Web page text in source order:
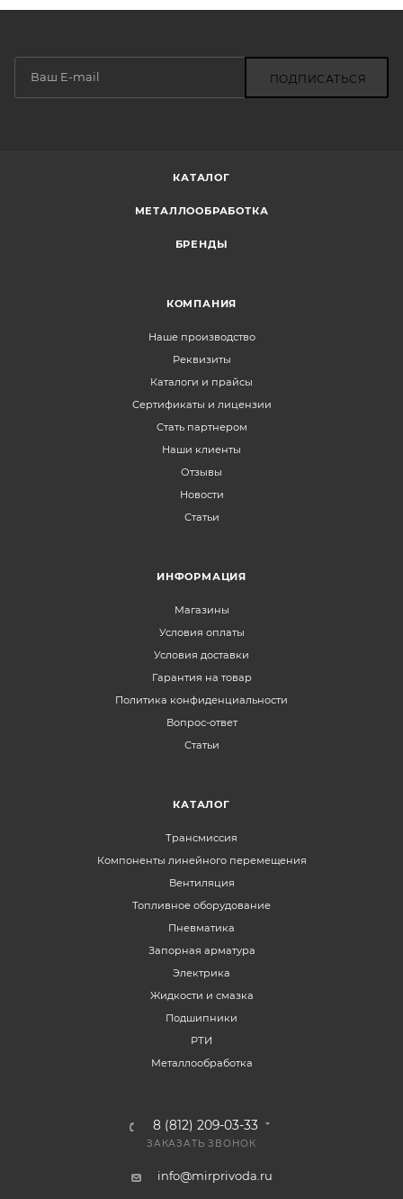
ПОДПИСАТЬСЯ
КАТАЛОГ
МЕТАЛЛООБРАБОТКА
БРЕНДЫ
КОМПАНИЯ
Наше производство
Реквизиты
Каталоги и прайсы
Сертификаты и лицензии
Стать партнером
Наши клиенты
Отзывы
Новости
Статьи
ИНФОРМАЦИЯ
Магазины
Условия оплаты
Условия доставки
Гарантия на товар
Политика конфиденциальности
Вопрос-ответ
Статьи
КАТАЛОГ
Трансмиссия
Компоненты линейного перемещения
Вентиляция
Топливное оборудование
Пневматика
Запорная арматура
Электрика
Жидкости и смазка
Подшипники
РТИ
Металлообработка
8 (812) 209-03-33
ЗАКАЗАТЬ ЗВОНОК
info@mirprivoda.ru